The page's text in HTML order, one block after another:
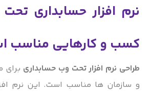
نرم افزار حسابداری
کسب و کارهایی مناسب
طراحی نرم افزار تحت وب حسابداریبرای
و سازمان ها مناسب است. این نرم